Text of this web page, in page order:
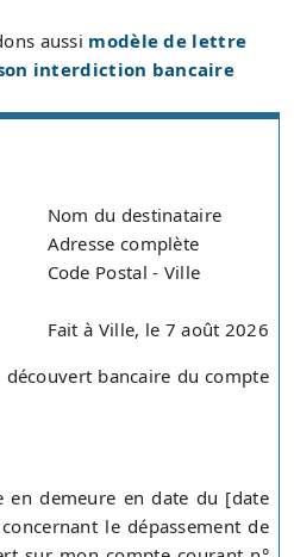
aussi modèle de lettre
interdiction bancaire
Nom du destinataire
Adresse complète
Code Postal - Ville
Fait à Ville, le 7 août 2026
bancaire du compte
en demeure en date du [date
le dépassement de